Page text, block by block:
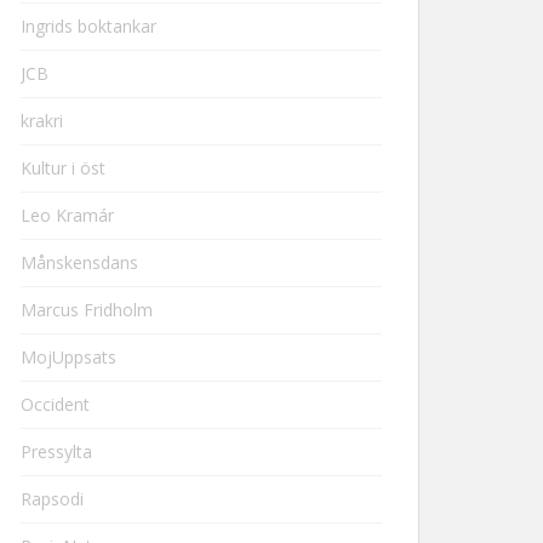
Ingrids boktankar
JCB
krakri
Kultur i öst
Leo Kramár
Månskensdans
Marcus Fridholm
MojUppsats
Occident
Pressylta
Rapsodi